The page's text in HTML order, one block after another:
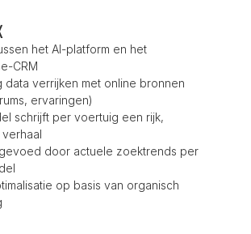
het AI-platform en het
CRM
data verrijken met online bronnen
ervaringen)
schrijft per voertuig een rijk,
door actuele zoektrends per
op basis van organisch